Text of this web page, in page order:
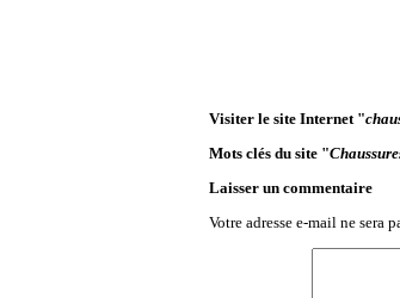
Visiter le site Internet "
Mots clés du site "
Laisser un commentaire
Votre adresse e-mail ne sera